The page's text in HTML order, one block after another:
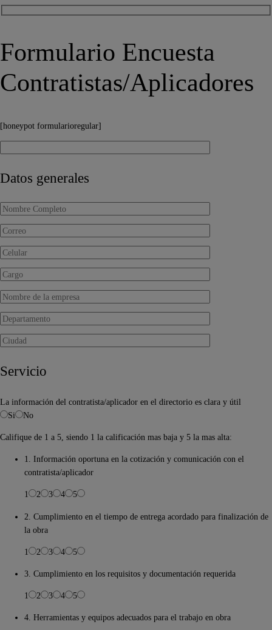
Formulario Encuesta
Contratistas/Aplicadores
[honeypot formularioregular]
Datos generales
Servicio
La información del contratista/aplicador en el directorio es clara y útil
Si
No
Califique de 1 a 5, siendo 1 la calificación mas baja y 5 la mas alta:
1. Información oportuna en la cotización y comunicación con el
contratista/aplicador
1 2 3 4 5
2. Cumplimiento en el tiempo de entrega acordado para finalización de
la obra
1 2 3 4 5
3. Cumplimiento en los requisitos y documentación requerida
1 2 3 4 5
4. Herramientas y equipos adecuados para el trabajo en obra